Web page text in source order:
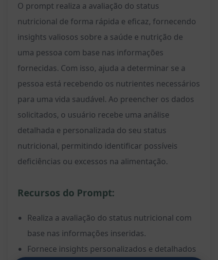
O prompt realiza a avaliação do status
nutricional de forma rápida e eficaz, fornecendo
insights valiosos sobre a saúde e nutrição de
uma pessoa com base nas informações
fornecidas. Com isso, ajuda a determinar se a
pessoa está recebendo os nutrientes necessários
para uma vida saudável. Ao preencher os dados
solicitados, o usuário recebe uma análise
detalhada e personalizada do seu status
nutricional, permitindo identificar possíveis
deficiências ou excessos na alimentação.
Recursos do Prompt:
Realiza a avaliação do status nutricional com
base nas informações inseridas.
Fornece insights personalizados e detalhados